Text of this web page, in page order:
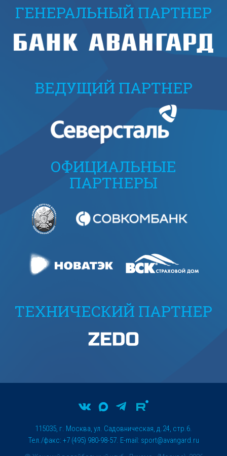
ГЕНЕРАЛЬНЫЙ ПАРТНЕР
ВЕДУЩИЙ ПАРТНЕР
ОФИЦИАЛЬНЫЕ
ПАРТНЕРЫ
ТЕХНИЧЕСКИЙ ПАРТНЕР
115035, г. Москва, ул. Садовническая, д.24, стр.6.
Тел./факс: +7 (495) 980-98-57. E-mail: sport@avangard.ru